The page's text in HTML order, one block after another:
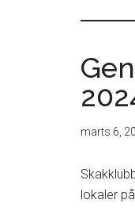
marts 6,
lokaler